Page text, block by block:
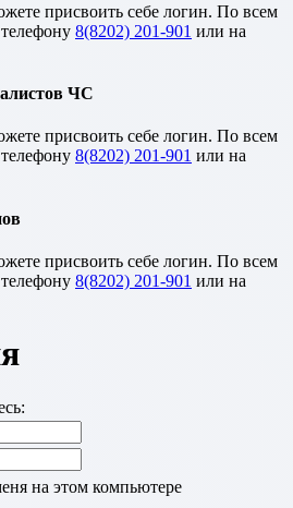
присвоить себе логин. По всем
8(8202) 201-901 или на
ЧС
присвоить себе логин. По всем
8(8202) 201-901 или на
присвоить себе логин. По всем
8(8202) 201-901 или на
на этом компьютере